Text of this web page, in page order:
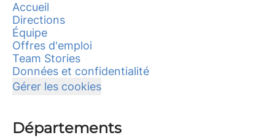
Accueil
Directions
Équipe
Offres d'emploi
Team Stories
Données et confidentialité
Gérer les cookies
Départements